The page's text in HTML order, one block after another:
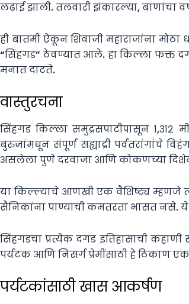
लढाई झाली. तलवारी झंकारल्या, बाणांचा
ही बातमी ऐकून शिवाजी महाराजांना
“सिंहगड” ठेवण्यात आले. हा किल्ला फक्त
मनात दाटते.
वास्तुरचना
सिंहगड किल्ला समुद्रसपाटीपासून १,३१२
बुरुजांमधून संपूर्ण सह्याद्री पर्वतरांगांचे
असलेला पुणे दरवाजा आणि कोकणच्या दिशेने
या किल्ल्याचे आणखी एक वैशिष्ट्य म्हणजे
सैनिकांना पाण्याची कमतरता भासत नसे.
सिंहगडचा प्रत्येक दगड इतिहासाची
पर्यटक आणि निसर्ग प्रेमींसाठी हे ठिकाण
पर्यटकांसाठी खास आकर्षण